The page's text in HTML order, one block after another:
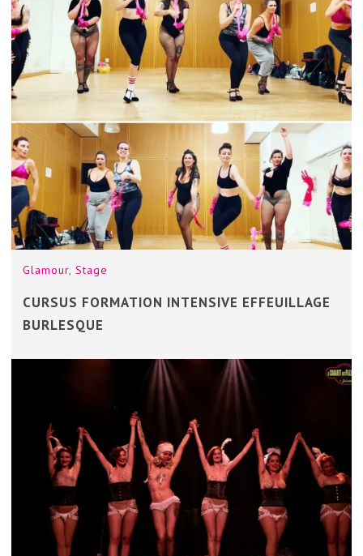
Glamour, Stage
CURSUS FORMATION INTENSIVE EFFEUILLAGE
BURLESQUE